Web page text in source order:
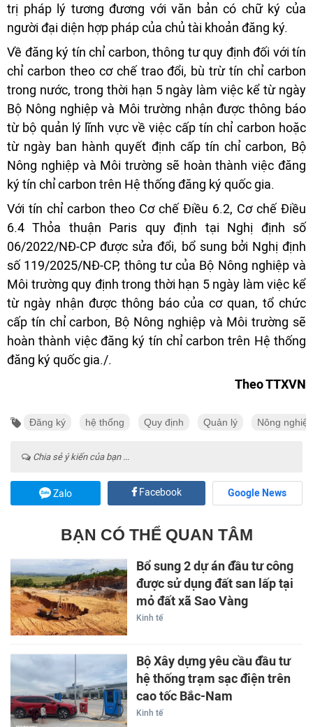
trị pháp lý tương đương với văn bản có chữ ký của
người đại diện hợp pháp của chủ tài khoản đăng ký.
Về đăng ký tín chỉ carbon, thông tư quy định đối với tín
chỉ carbon theo cơ chế trao đổi, bù trừ tín chỉ carbon
trong nước, trong thời hạn 5 ngày làm việc kể từ ngày
Bộ Nông nghiệp và Môi trường nhận được thông báo
từ bộ quản lý lĩnh vực về việc cấp tín chỉ carbon hoặc
từ ngày ban hành quyết định cấp tín chỉ carbon, Bộ
Nông nghiệp và Môi trường sẽ hoàn thành việc đăng
ký tín chỉ carbon trên Hệ thống đăng ký quốc gia.
Với tín chỉ carbon theo Cơ chế Điều 6.2, Cơ chế Điều
6.4 Thỏa thuận Paris quy định tại Nghị định số
06/2022/NĐ-CP được sửa đổi, bổ sung bởi Nghị định
số 119/2025/NĐ-CP, thông tư của Bộ Nông nghiệp và
Môi trường quy định trong thời hạn 5 ngày làm việc kể
từ ngày nhận được thông báo của cơ quan, tổ chức
cấp tín chỉ carbon, Bộ Nông nghiệp và Môi trường sẽ
hoàn thành việc đăng ký tín chỉ carbon trên Hệ thống
đăng ký quốc gia./.
Theo TTXVN
Đăng ký hệ thống Quy định Quản lý Nông nghiệp
Chia sẻ ý kiến của bạn ...
Zalo Facebook Google News
BẠN CÓ THỂ QUAN TÂM
Bổ sung 2 dự án đầu tư công
được sử dụng đất san lấp tại
mỏ đất xã Sao Vàng
Kinh tế
Bộ Xây dựng yêu cầu đầu tư
hệ thống trạm sạc điện trên
cao tốc Bắc-Nam
Kinh tế